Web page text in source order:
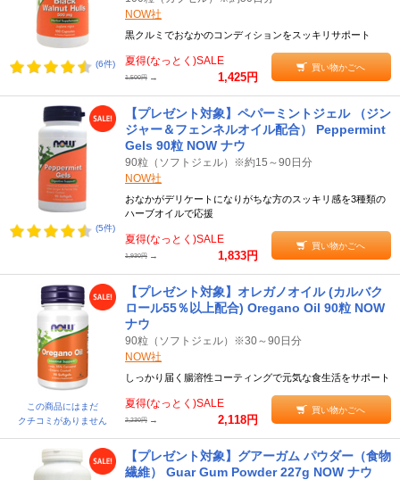
(6件)
NOW社
黒クルミでおなかのコンディションをスッキリサポート
夏得(なっとく)SALE
1,500円 → 1,425円
買い物かごへ
(5件)
【プレゼント対象】ペパーミントジェル （ジン
ジャー＆フェンネルオイル配合） Peppermint
Gels 90粒 NOW ナウ
90粒（ソフトジェル）※約15～90日分
NOW社
おなかがデリケートになりがちな方のスッキリ感を3種類の
ハーブオイルで応援
夏得(なっとく)SALE
1,930円 → 1,833円
買い物かごへ
この商品にはまだ
クチコミがありません
【プレゼント対象】オレガノオイル (カルバク
ロール55％以上配合) Oregano Oil 90粒 NOW
ナウ
90粒（ソフトジェル）※30～90日分
NOW社
しっかり届く腸溶性コーティングで元気な食生活をサポート
夏得(なっとく)SALE
2,230円 → 2,118円
買い物かごへ
【プレゼント対象】グアーガム パウダー（食物
繊維） Guar Gum Powder 227g NOW ナウ